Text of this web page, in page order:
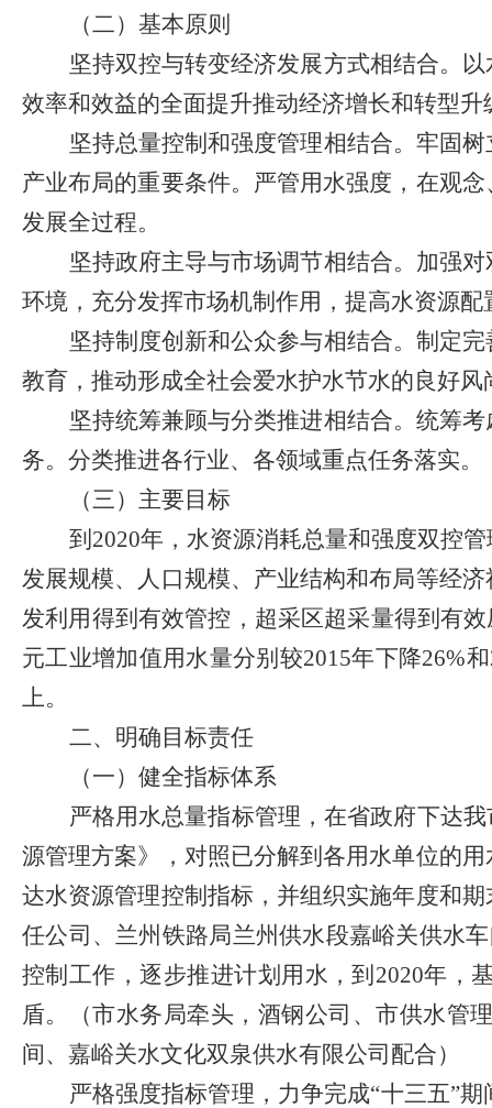
（二） 基本原则
坚持双控与转变经济发展方式相结合。
效率和效益的全面提升推动经济增长和转型升
坚持总量控制和强度管理相结合。牢固
产业布局的重要条件。严管用水强度，在观
发展全过程。
坚持政府主导与市场调节相结合。加强
环境，充分发挥市场机制作用，提高水资源配
坚持制度创新和公众参与相结合。制定
教育，推动形成全社会爱水护水节水的良好风
坚持统筹兼顾与分类推进相结合。统筹
务。分类推进各行业、各领域重点任务落实。
（三） 主要目标
到 2020年，水资源消耗总量和强度双控
发展规模、人口规模、产业结构和布局等经
发利用得到有效管控，超采区超采量得到有
元工业增加值用水量分别较2015年下降26%和
上。
二、明确目标责任
（一）健全指标体系
严格用水总量指标管理，在省政府下达我
源管理方案》，对照已分解到各用水单位的
达水资源管理控制指标，并组织实施年度和
任公司、兰州铁路局兰州供水段嘉峪关供水
控制工作，逐步推进计划用水，到 2020年，
盾。
（市水务局牵头，酒钢公司、市供水管
间、嘉峪关水文化双泉供水有限公司配合）
严格强度指标管理，力争完成“十三五”